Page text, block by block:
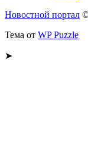
Новостной портал
Тема от WP Puzzle
➤